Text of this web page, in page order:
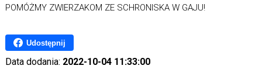
POMÓŻMY ZWIERZAKOM ZE SCHRONISKA W GAJU!
Udostępnij
Data dodania: 2022-10-04 11:33:00